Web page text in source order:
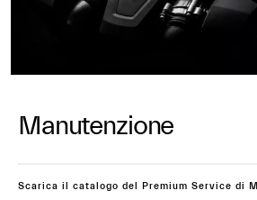
Manutenzione
Scarica il catalogo del Premium Service di